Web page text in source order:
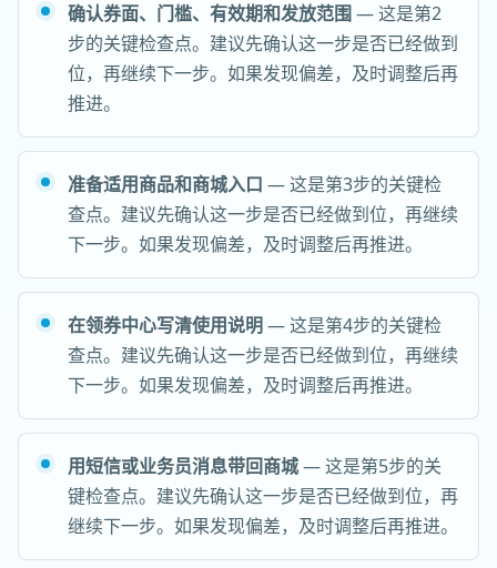
确认券面、门槛、有效期和发放范围 — 这是第2
步的关键检查点。建议先确认这一步是否已经做到
位，再继续下一步。如果发现偏差，及时调整后再
推进。
准备适用商品和商城入口 — 这是第3步的关键检
查点。建议先确认这一步是否已经做到位，再继续
下一步。如果发现偏差，及时调整后再推进。
在领券中心写清使用说明— 这是第4步的关键检
查点。建议先确认这一步是否已经做到位，再继续
下一步。如果发现偏差，及时调整后再推进。
用短信或业务员消息带回商城— 这是第5步的关
键检查点。建议先确认这一步是否已经做到位，再
继续下一步。如果发现偏差，及时调整后再推进。